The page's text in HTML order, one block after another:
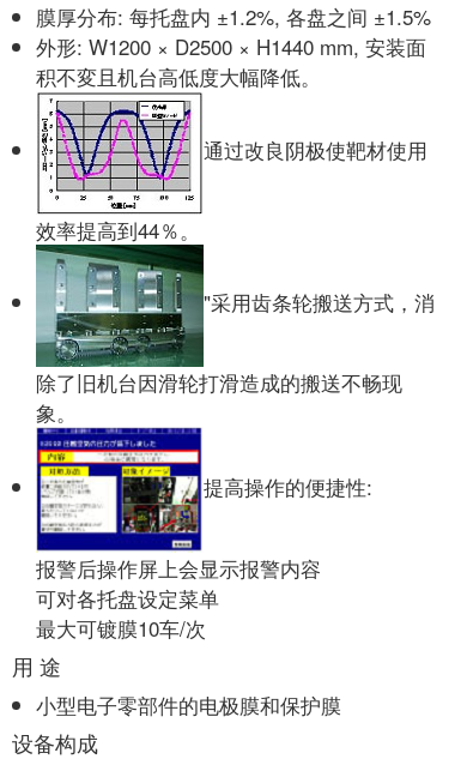
膜厚分布: 每托盘内 ±1.2%, 各盘之间 ±1.5%
外形: W1200 × D2500 × H1440 mm, 安装面
积不変且机台高低度大幅降低。
通过改良阴极使靶材使用
效率提高到44％。
"采用齿条轮搬送方式，消
除了旧机台因滑轮打滑造成的搬送不畅现
象。
提高操作的便捷性:
报警后操作屏上会显示报警内容
可对各托盘设定菜单
最大可镀膜10车/次
用 途
小型电子零部件的电极膜和保护膜
设备构成